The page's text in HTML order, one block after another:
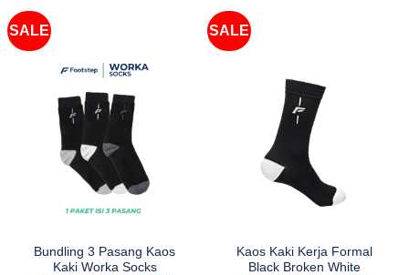
Rp9,500.
SALE
Bundling 3 Pasang Kaos
Kaki Worka Socks
SALE
Kaos Kaki Kerja Formal
Black Broken White